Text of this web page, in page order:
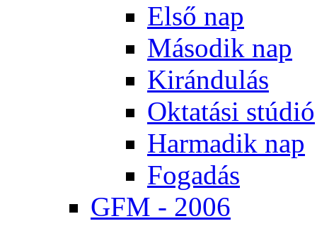
El­ső nap
Má­so­dik nap
Ki­rán­du­lás
Ok­ta­tá­si stú­dió
Har­ma­dik nap
Fo­ga­dás
GFM - 2006